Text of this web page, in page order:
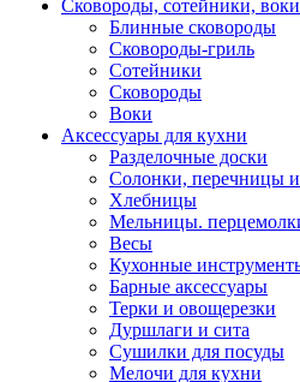
Сковороды, сотейники, воки
Блинные сковороды
Сковороды-гриль
Сотейники
Сковороды
Воки
Аксессуары для кухни
Разделочные доски
Солонки, перечницы
Хлебницы
Мельницы.
Весы
Кухонные
Барные аксессуары
Терки и овощерезки
Дуршлаги и сита
Сушилки для посуды
Мелочи для кухни